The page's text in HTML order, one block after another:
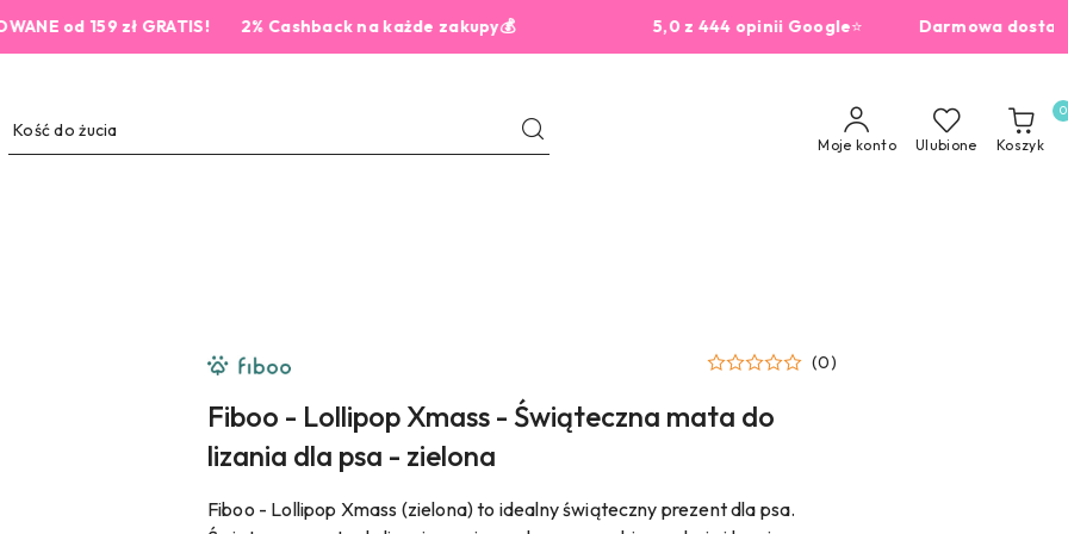
159 zł GRATIS! 2% Cashback na każde zakupy💰 5,0 z 444 opinii Google⭐Darmowa dostawa od
Moje konto Ulubione Koszyk
0
NAZWA
PRODUCENTA: (0)
Fiboo - Lollipop Xmass - Świąteczna mata do
lizania dla psa - zielona
Fiboo - Lollipop Xmass (zielona) to idealny świąteczny prezent dla psa.